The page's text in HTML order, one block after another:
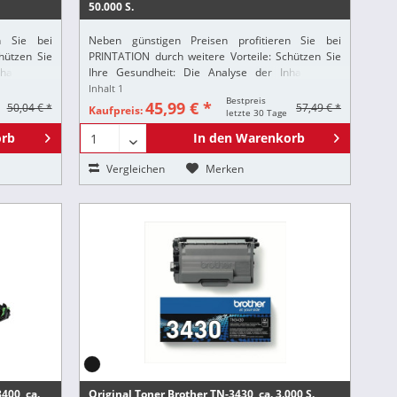
Sie bei
Sie
stellt
50,04 € *
50.000 S.
Neben günstigen Preisen profitieren Sie bei
PRINTATION durch weitere Vorteile: Schützen Sie
Ihre Gesundheit: Die Analyse der Inhaltsstoffe
gemäß der europäischen REACH-Verordnung stellt
sicher, dass alle Printation-Produkte nur...
Inhalt 1
Kaufpreis:45,99 € * 57,49 € *
Bestpreis
letzte 30 Tage
In den Warenkorb
Vergleichen Merken
ca.
Original Toner Brother TN-3430, ca. 3.000 S.,